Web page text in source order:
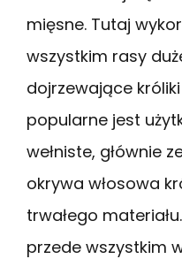
mięsne. Tutaj
wszystkim rasy
dojrzewające
popularne jest
wełniste, głównie
okrywa włosowa
trwałego
przede wszystkim